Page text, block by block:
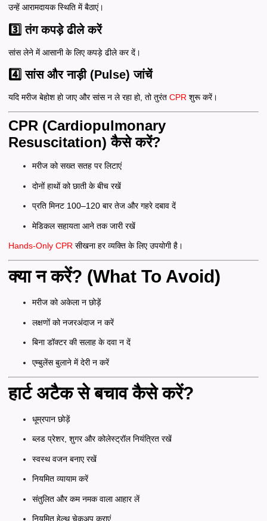
उन्हें आरामदायक स्थिति में बैठाएं।
3️⃣ तंग कपड़े ढीले करें
सांस लेने में आसानी के लिए कपड़े ढीले कर दें।
4️⃣ सांस और नाड़ी (Pulse) जांचें
यदि मरीज बेहोश हो जाए और सांस न ले रहा हो, तो तुरंत CPR शुरू करें।
CPR (Cardiopulmonary
Resuscitation) कैसे करें?
मरीज को सख्त सतह पर लिटाएं
दोनों हाथों को छाती के बीच रखें
प्रति मिनट 100–120 बार तेज और गहरे दबाव दें
मेडिकल सहायता आने तक जारी रखें
Hands-Only CPR सीखना हर व्यक्ति के लिए उपयोगी है।
क्या न करें? (What To Avoid)
मरीज को अकेला न छोड़ें
लक्षणों को नजरअंदाज न करें
बिना डॉक्टर की सलाह के दवा न दें
एम्बुलेंस बुलाने में देरी न करें
हार्ट अटैक से बचाव कैसे करें?
धूम्रपान छोड़ें
ब्लड प्रेशर, शुगर और कोलेस्ट्रॉल नियंत्रित रखें
स्वस्थ वजन बनाए रखें
नियमित व्यायाम करें
संतुलित और कम नमक वाला आहार लें
नियमित हेल्थ चेकअप कराएं